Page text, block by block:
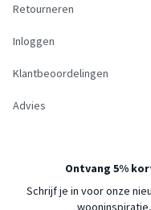
Retourneren
Inloggen
Klantbeoordelingen
Advies
Ontvang 5%
Schrijf je in voor onze